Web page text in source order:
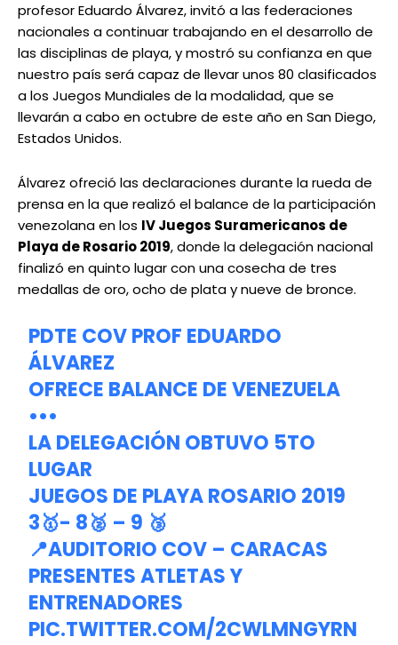
profesor Eduardo Álvarez, invitó a las federaciones
nacionales a continuar trabajando en el desarrollo de
las disciplinas de playa, y mostró su confianza en que
nuestro país será capaz de llevar unos 80 clasificados
a los Juegos Mundiales de la modalidad, que se
llevarán a cabo en octubre de este año en San Diego,
Estados Unidos.
Álvarez ofreció las declaraciones durante la rueda de
prensa en la que realizó el balance de la participación
venezolana en los IV Juegos Suramericanos de
Playa de Rosario 2019, donde la delegación nacional
finalizó en quinto lugar con una cosecha de tres
medallas de oro, ocho de plata y nueve de bronce.
PDTE COV PROF EDUARDO
ÁLVAREZ
OFRECE BALANCE DE VENEZUELA
•••
LA DELEGACIÓN OBTUVO 5TO
LUGAR
JUEGOS DE PLAYA ROSARIO 2019
3🥇- 8🥈 – 9 🥉
📍AUDITORIO COV – CARACAS
PRESENTES ATLETAS Y
ENTRENADORES
PIC.TWITTER.COM/2CWLMNGYRN